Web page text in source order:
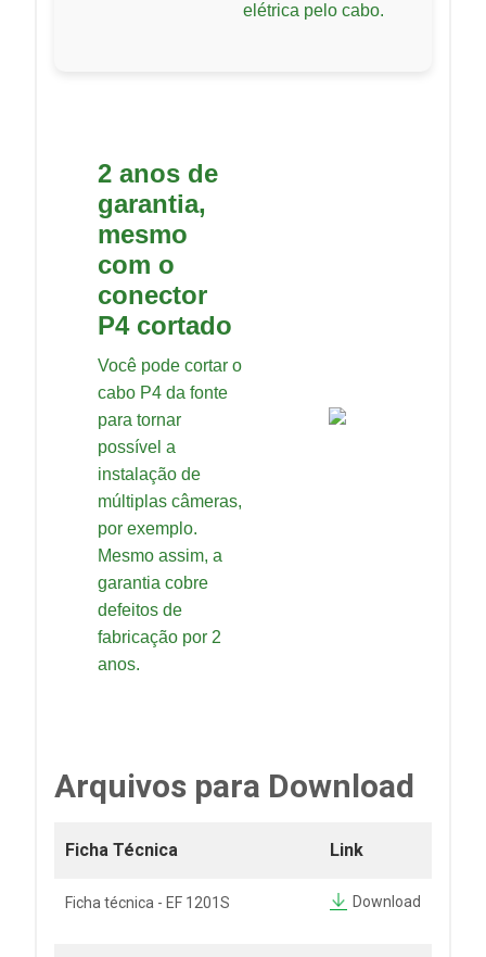
elétrica pelo cabo.
2 anos de
garantia,
mesmo
com o
conector
P4 cortado
Você pode cortar o
cabo P4 da fonte
para tornar
possível a
instalação de
múltiplas câmeras,
por exemplo.
Mesmo assim, a
garantia cobre
defeitos de
fabricação por 2
anos.
Arquivos para Download
Ficha Técnica Link
Ficha técnica - EF 1201S Download